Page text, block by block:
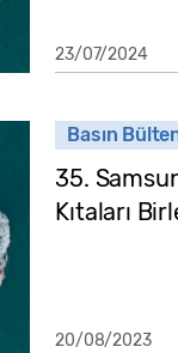
23/07/2024
Basın
35.
Kıtaları
20/08/2023